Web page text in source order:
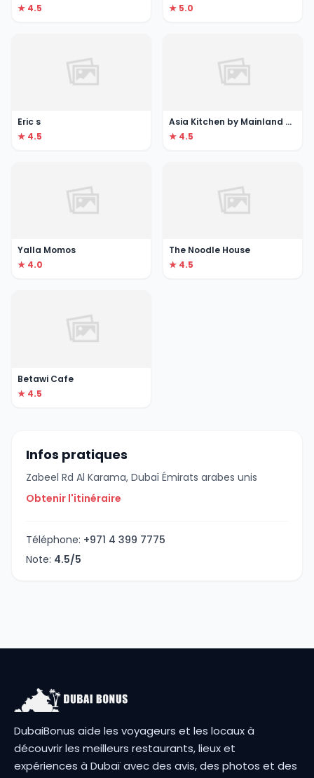
★ 4.5
★ 5.0
Eric s
★ 4.5
Asia Kitchen by Mainland China
★ 4.5
Yalla Momos
★ 4.0
The Noodle House
★ 4.5
Betawi Cafe
★ 4.5
Infos pratiques
Zabeel Rd Al Karama, Dubaï Émirats arabes unis
Obtenir l'itinéraire
Téléphone: +971 4 399 7775
Note: 4.5/5
DubaiBonus aide les voyageurs et les locaux à
découvrir les meilleurs restaurants, lieux et
expériences à Dubaï avec des avis, des photos et des